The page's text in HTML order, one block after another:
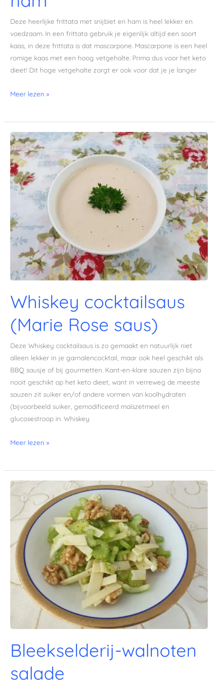
Deze heerlijke frittata met snijbiet en ham is heel lekker en
voedzaam. In een frittata gebruik je eigenlijk altijd een soort
kaas, in deze frittata is dat mascarpone. Mascarpone is een heel
romige kaas met een hoog vetgehalte. Prima dus voor het keto
dieet! Dit hoge vetgehalte zorgt er ook voor dat je je langer
Meer lezen »
Whiskey cocktailsaus
(Marie Rose saus)
Deze Whiskey cocktailsaus is zo gemaakt en natuurlijk niet
alleen lekker in je garnalencocktail, maar ook heel geschikt als
BBQ sausje of bij gourmetten. Kant-en-klare sauzen zijn bijna
nooit geschikt op het keto dieet, want in verreweg de meeste
sauzen zit suiker en/of andere vormen van koolhydraten
(bijvoorbeeld suiker, gemodificeerd maïszetmeel en
glucosestroop in. Whiskey
Meer lezen »
Bleekselderij-walnoten
salade